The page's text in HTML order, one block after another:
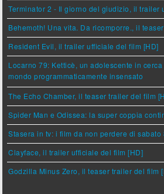
Terminator 2 - Il giorno del giudizio, il trailer
Behemoth! Una vita. Da ricomporre., il
Resident Evil, il trailer ufficiale del film [HD]
Locarno 79: Ketticè, un adolescente in
mondo programmaticamente insensato
The Echo Chamber, il teaser trailer del film
Spider Man e Odissea: la super coppia
Stasera in tv: i film da non perdere di sabato
Clayface, il trailer ufficiale del film [HD]
Godzilla Minus Zero, il teaser trailer del film